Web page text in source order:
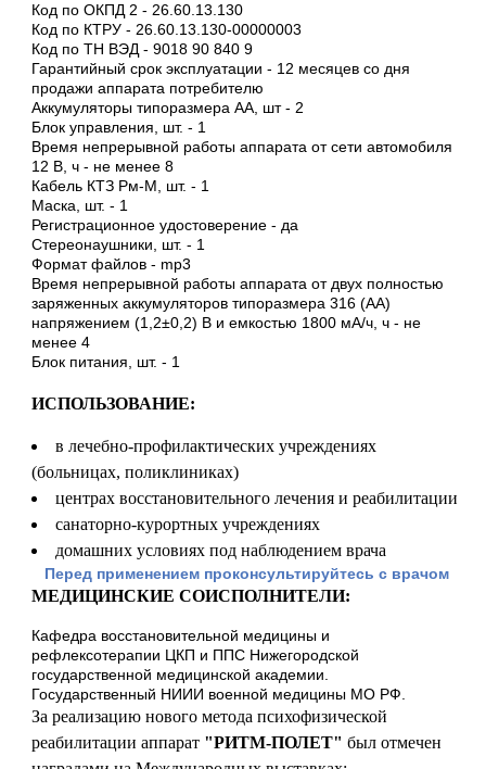
Код по ОКПД 2 - 26.60.13.130
Код по КТРУ - 26.60.13.130-00000003
Код по ТН ВЭД -9018 90 840 9
Гарантийный срок эксплуатации - 12 месяцев со дня
продажи аппарата потребителю
Аккумуляторы типоразмера АА, шт - 2
Блок управления, шт. - 1
Время непрерывной работы аппарата от сети автомобиля
12 В, ч - не менее 8
Кабель КТЗ Рм-М, шт. - 1
Маска, шт. - 1
Регистрационное удостоверение - да
Стереонаушники, шт. - 1
Формат файлов - mp3
Время непрерывной работы аппарата от двух полностью
заряженных аккумуляторов типоразмера 316 (АА)
напряжением (1,2±0,2) В и емкостью 1800 мА/ч, ч - не
менее 4
Блок питания, шт. - 1
ИСПОЛЬЗОВАНИЕ:
в лечебно-профилактических учреждениях
(больницах, поликлиниках)
центрах восстановительного лечения и реабилитации
санаторно-курортных учреждениях
домашних условиях под наблюдением врача
Перед применением проконсультируйтесь с врачом
МЕДИЦИНСКИЕ СОИСПОЛНИТЕЛИ:
Кафедра восстановительной медицины и
рефлексотерапии ЦКП и ППС Нижегородской
государственной медицинской академии.
Государственный НИИИ военной медицины МО РФ.
За реализацию нового метода психофизической
реабилитации аппарат "РИТМ-ПОЛЕТ" был отмечен